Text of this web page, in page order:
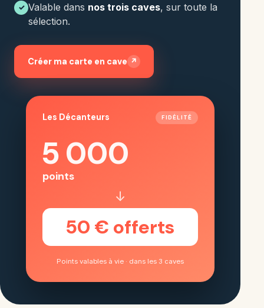
✓ Valable dans nos trois caves, sur toute la
sélection.
Créer ma carte en cave ↗
Les Décanteurs FIDÉLITÉ
5 000
points
↓
50 € offerts
Points valables à vie · dans les 3 caves